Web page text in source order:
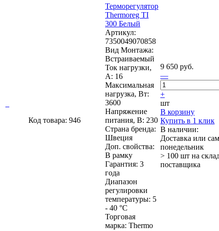
Код товара: 946
Терморегулятор
Thermoreg TI
300 Белый
Артикул:
7350049070858
Вид Монтажа:
Встраиваемый
Ток нагрузки,
А: 16
Максимальная
нагрузка, Вт:
3600
Напряжение
питания, В: 230
Страна бренда:
Швеция
Доп. свойства:
В рамку
Гарантия: 3
года
Диапазон
регулировки
температуры: 5
- 40 °C
Торговая
марка: Thermo
9 650 руб.
—
+
шт
В корзину
Купить в 1 клик
В наличии:
Доставка или
понедельник
> 100 шт на
поставщика